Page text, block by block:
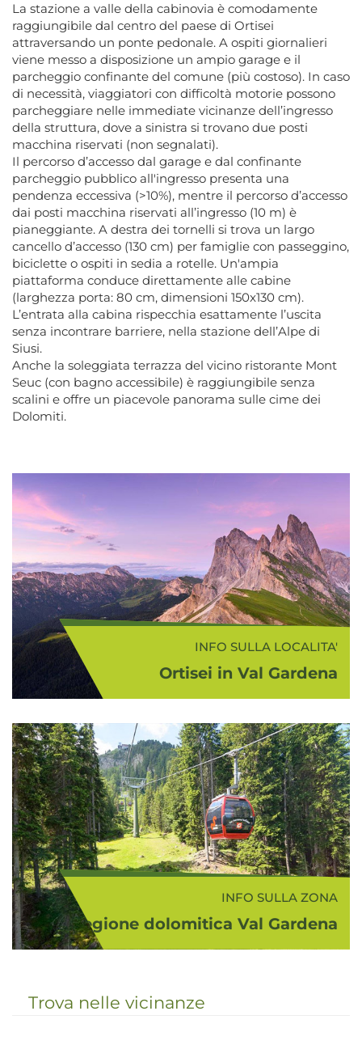
La stazione a valle della cabinovia è comodamente
raggiungibile dal centro del paese di Ortisei
attraversando un ponte pedonale. A ospiti giornalieri
viene messo a disposizione un ampio garage e il
parcheggio confinante del comune (più costoso). In caso
di necessità, viaggiatori con difficoltà motorie possono
parcheggiare nelle immediate vicinanze dell’ingresso
della struttura, dove a sinistra si trovano due posti
macchina riservati (non segnalati).
Il percorso d’accesso dal garage e dal confinante
parcheggio pubblico all'ingresso presenta una
pendenza eccessiva (>10%), mentre il percorso d’accesso
dai posti macchina riservati all’ingresso (10 m) è
pianeggiante. A destra dei tornelli si trova un largo
cancello d’accesso (130 cm) per famiglie con passeggino,
biciclette o ospiti in sedia a rotelle. Un'ampia
piattaforma conduce direttamente alle cabine
(larghezza porta: 80 cm, dimensioni 150x130 cm).
L’entrata alla cabina rispecchia esattamente l’uscita
senza incontrare barriere, nella stazione dell’Alpe di
Siusi.
Anche la soleggiata terrazza del vicino ristorante Mont
Seuc (con bagno accessibile) è raggiungibile senza
scalini e offre un piacevole panorama sulle cime dei
Dolomiti.
INFO SULLA LOCALITA'
Ortisei in Val Gardena
St. Ulrich - 1.236 m s.l.m.) si trova sul
pendio soleggiato della Rasciesa ed
è una località turistica di risonanza
internazionale. ...
INFO SULLA ZONA
Regione dolomitica Val Gardena
situata nel cuore delle Dolomiti che
ospita le celebri località turistiche
Trova nelle vicinanze